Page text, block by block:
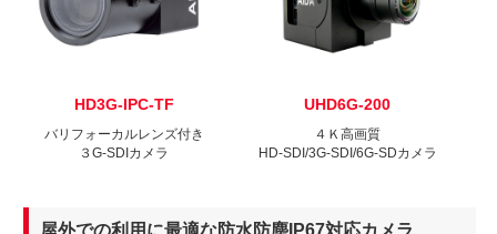
HD3G-IPC-TF
バリフォーカルレンズ付き
３G-SDIカメラ
UHD6G-200
４Ｋ高画質
HD-SDI/3G-SDI/6G-SDカメラ